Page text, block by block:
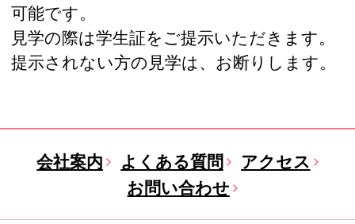
可能です。
見学の際は学生証をご提示いただきます。
提示されない方の見学は、お断りします。
会社案内 よくある質問
アクセス
お問い合わせ